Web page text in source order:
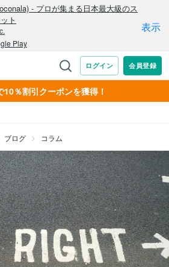
10％割引クーポンを獲得！
ブログ コラム